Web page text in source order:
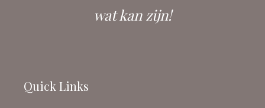
wat kan zijn!
Quick Links